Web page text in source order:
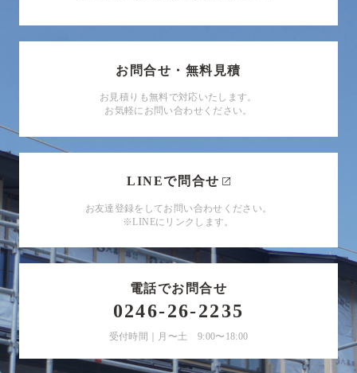
お問合せ・無料見積
お見積りも無料で対応いたします。
お気軽にお問い合わせください。
LINEで問合せ
お友達登録をしてお問い合わせください。
※LINEにリンクします。
電話でお問合せ
0246-26-2235
受付時間｜月〜土 9:00〜18:00